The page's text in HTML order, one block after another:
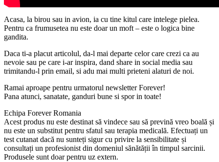
Acasa, la birou sau in avion, ia cu tine kitul care intelege pielea.
Pentru ca frumusetea nu este doar un moft – este o logica bine
gandita.
Daca ti-a placut articolul, da-l mai departe celor care crezi ca au
nevoie sau pe care i-ar inspira, dand share in social media sau
trimitandu-l prin email, si adu mai multi prieteni alaturi de noi.
Ramai aproape pentru urmatorul newsletter Forever!
Pana atunci, sanatate, ganduri bune si spor in toate!
Echipa Forever Romania
Acest produs nu este destinat să vindece sau să prevină vreo boală și
nu este un substitut pentru sfatul sau terapia medicală. Efectuați un
test cutanat dacă nu sunteți sigur cu privire la sensibilitate și
consultați un profesionist din domeniul sănătății în timpul sarcinii.
Produsele sunt doar pentru uz extern.